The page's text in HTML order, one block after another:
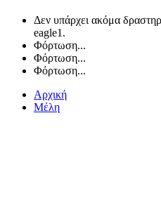
Δεν υπάρχει ακόμα
eagle1.
Φόρτωση...
Φόρτωση...
Φόρτωση...
Αρχική
Μέλη